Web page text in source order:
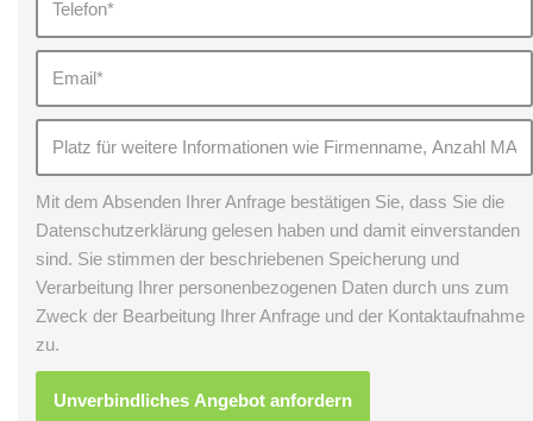
Mit dem Absenden Ihrer Anfrage bestätigen Sie, dass Sie die
Datenschutzerklärung gelesen haben und damit einverstanden
sind. Sie stimmen der beschriebenen Speicherung und
Verarbeitung Ihrer personenbezogenen Daten durch uns zum
Zweck der Bearbeitung Ihrer Anfrage und der Kontaktaufnahme
zu.